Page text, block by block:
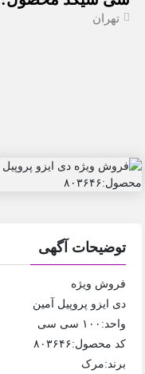
تهران
توضیحات آگهی
فروش ویژه
دی ایزو پروپیل آمین
واحد:۱۰۰ سی سی
کد محصول:۸۰۳۶۴۶
برند:مرک